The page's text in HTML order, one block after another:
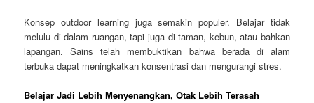
Konsep outdoor learning juga semakin populer. Belajar tidak
melulu di dalam ruangan, tapi juga di taman, kebun, atau bahkan
lapangan. Sains telah membuktikan bahwa berada di alam
terbuka dapat meningkatkan konsentrasi dan mengurangi stres.
Belajar Jadi Lebih Menyenangkan, Otak Lebih Terasah